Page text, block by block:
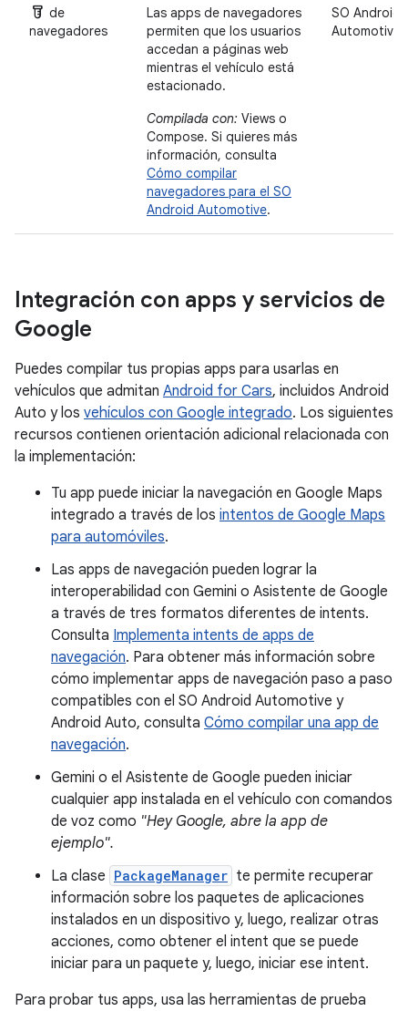
Labs de
navegadores
Las apps de navegadores
permiten que los usuarios
accedan a páginas web
mientras el vehículo está
estacionado.
Compilada con: Views o
Compose. Si quieres más
información, consulta
Cómo compilar
navegadores para el SO
Android Automotive.
SO Android
Automotive
Integración con apps y servicios de
Google
Puedes compilar tus propias apps para usarlas en
vehículos que admitan Android for Cars, incluidos Android
Auto y los vehículos con Google integrado. Los siguientes
recursos contienen orientación adicional relacionada con
la implementación:
Tu app puede iniciar la navegación en Google Maps
integrado a través de los intentos de Google Maps
para automóviles.
Las apps de navegación pueden lograr la
interoperabilidad con Gemini o Asistente de Google
a través de tres formatos diferentes de intents.
Consulta Implementa intents de apps de
navegación. Para obtener más información sobre
cómo implementar apps de navegación paso a paso
compatibles con el SO Android Automotive y
Android Auto, consulta Cómo compilar una app de
navegación.
Gemini o el Asistente de Google pueden iniciar
cualquier app instalada en el vehículo con comandos
de voz como "Hey Google, abre la app de
ejemplo".
La clase PackageManager te permite recuperar
información sobre los paquetes de aplicaciones
instalados en un dispositivo y, luego, realizar otras
acciones, como obtener el intent que se puede
iniciar para un paquete y, luego, iniciar ese intent.
Para probar tus apps, usa las herramientas de prueba